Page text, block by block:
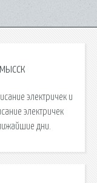
электричек и
электричек
дни.